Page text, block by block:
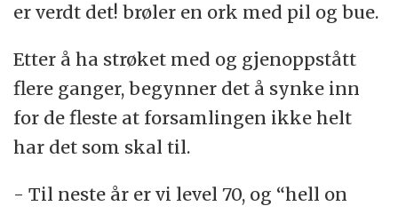
er verdt det! brøler en ork med pil og bue.
Etter å ha strøket med og gjenoppstått
flere ganger, begynner det å synke inn
for de fleste at forsamlingen ikke helt
har det som skal til.
- Til neste år er vi level 70, og “hell on